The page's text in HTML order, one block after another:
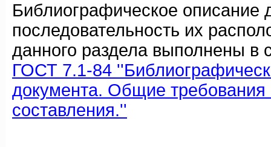
Библиографическое описание
последовательность их
данного раздела выполнены в
ГОСТ 7.1-84
документа. Общие требования
составления.''